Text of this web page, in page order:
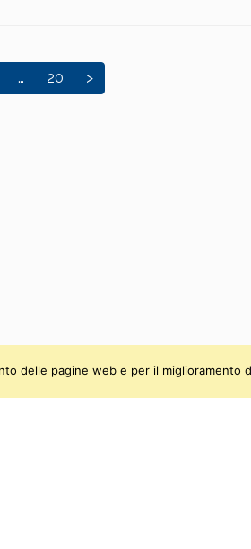
… 20 >
delle pagine web e per il miglioramento